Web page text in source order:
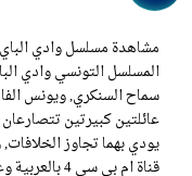
المسلسل التونسي وادي
سماح السنكري, ويونس
عائلتين كبيرتين
قناة ام بي سي 4 بالعربية وعلى موقع قصة عشق بسيرفرات متنوعة.